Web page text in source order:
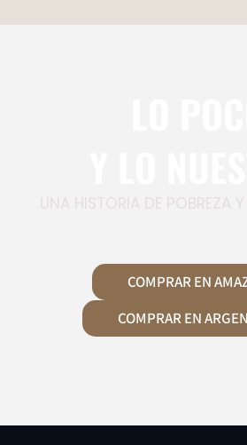
COMPRAR EN
COMPRAR EN